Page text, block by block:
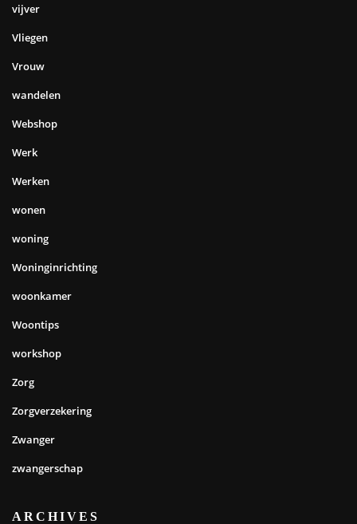
vijver
Vliegen
Vrouw
wandelen
Webshop
Werk
Werken
wonen
woning
Woninginrichting
woonkamer
Woontips
workshop
Zorg
Zorgverzekering
Zwanger
zwangerschap
ARCHIVES